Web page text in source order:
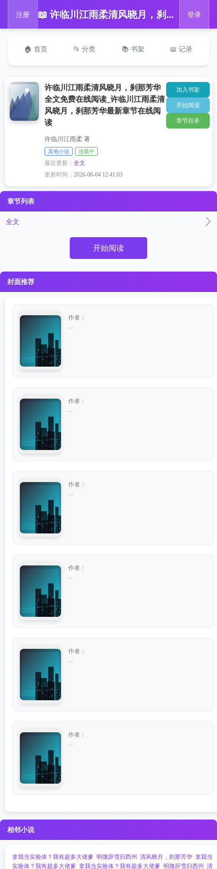
注册 📖 许临川江雨柔清风晓月，刹那芳华全文免费在线阅读_许临川江雨柔清风晓月，刹那芳华最新章节在线阅读 登录
🏠 首页 📂 分类 📚 书架 📖 记录
许临川江雨柔清风晓月，刹那芳华
全文免费在线阅读_许临川江雨柔清
风晓月，刹那芳华最新章节在线阅
读
许临川江雨柔 著
其他小说 连载中
最近更新：全文
更新时间：2026-06-04 12:41:03
加入书架
开始阅读
章节目录
章节列表
全文
开始阅读
封面推荐
作者：
作者：
作者：
作者：
作者：
作者：
相邻小说
拿我当实验体？我有超多大佬爹 明微辞雪归西州 清风晓月，刹那芳华 拿我当
实验体？我有超多大佬爹 拿我当实验体？我有超多大佬爹 明微辞雪归西州 清